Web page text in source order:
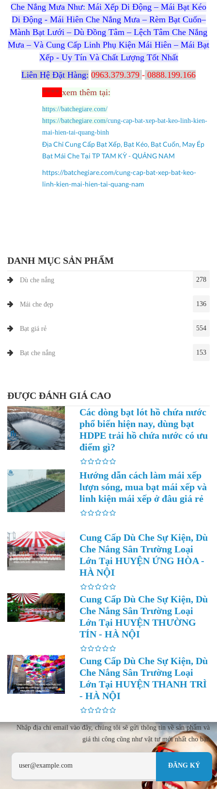
Che Nắng Mưa Như: Mái Xếp Di Động – Mái Bạt Kéo
Di Động - Mái Hiên Che Nắng Mưa – Rèm Bạt Cuốn–
Mành Bạt Lưới – Dù Đồng Tâm – Lệch Tâm Che Nắng
Mưa – Và Cung Cấp Linh Phụ Kiện Mái Hiên – Mái Bạt
Xếp - Uy Tín Và Chất Lượng Tốt Nhất
Liên Hệ Đặt Hàng: 0963.379.379 - 0888.199.166
**** xem thêm tại:
https://batchegiare.com/
https://batchegiare.com/cung-cap-bat-xep-bat-keo-linh-kien-
mai-hien-tai-quang-binh
Địa Chỉ Cung Cấp Bạt Xếp, Bạt Kéo, Bạt Cuốn, May Ép
Bạt Mái Che Tại TP TAM KỲ - QUẢNG NAM
https://batchegiare.com/cung-cap-bat-xep-bat-keo-
linh-kien-mai-hien-tai-quang-nam
DANH MỤC SẢN PHẨM
Dù che nắng 278
Mái che đẹp 136
Bạt giá rẻ 554
Bạt che nắng 153
ĐƯỢC ĐÁNH GIÁ CAO
Các dòng bạt lót hồ chứa nước
phổ biến hiện nay, dùng bạt
HDPE trải hồ chứa nước có ưu
điểm gì?
Hướng dẫn cách làm mái xếp
lượn sóng, mua bạt mái xếp và
linh kiện mái xếp ở đâu giá rẻ
Cung Cấp Dù Che Sự Kiện, Dù
Che Nắng Sân Trường Loại
Lớn Tại HUYỆN ỨNG HÒA -
HÀ NỘI
Cung Cấp Dù Che Sự Kiện, Dù
Che Nắng Sân Trường Loại
Lớn Tại HUYỆN THƯỜNG
TÍN - HÀ NỘI
Cung Cấp Dù Che Sự Kiện, Dù
Che Nắng Sân Trường Loại
Lớn Tại HUYỆN THANH TRÌ
- HÀ NỘI
Nhập địa chi email vào đây, chúng tôi sẽ gửi thông tin về sản phẩm và
giá thi công cũng như vật tư mới nhất cho bạn